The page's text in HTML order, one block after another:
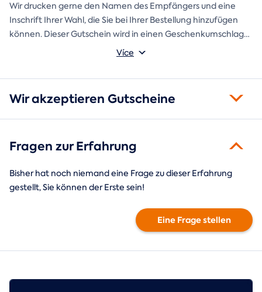
Wir drucken gerne den Namen des Empfängers und eine
Inschrift Ihrer Wahl, die Sie bei Ihrer Bestellung hinzufügen
können. Dieser Gutschein wird in einen Geschenkumschlag
gesteckt und direkt an Sie versandt.
Více
Wir akzeptieren Gutscheine
Fragen zur Erfahrung
Bisher hat noch niemand eine Frage zu dieser Erfahrung
gestellt, Sie können der Erste sein!
Eine Frage stellen